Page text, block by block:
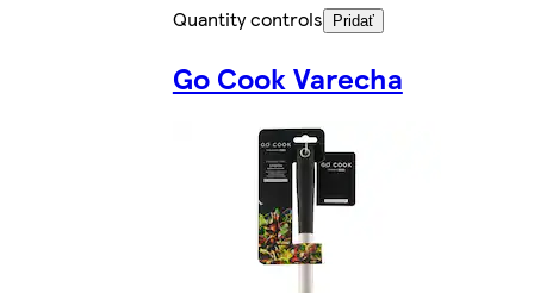
Quantity controls
Pridať
Go Cook Varecha